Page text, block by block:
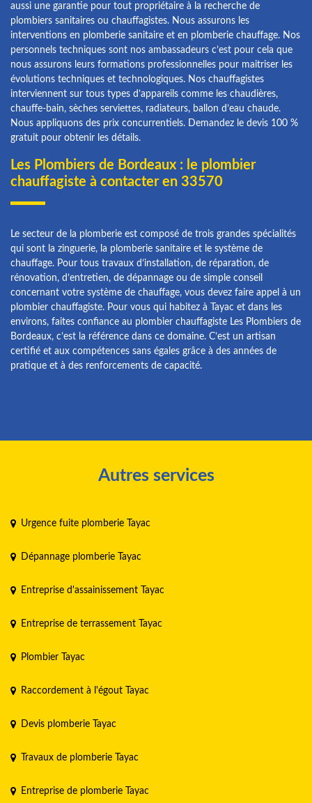
aussi une garantie pour tout propriétaire à la recherche de
plombiers sanitaires ou chauffagistes. Nous assurons les
interventions en plomberie sanitaire et en plomberie chauffage. Nos
personnels techniques sont nos ambassadeurs c’est pour cela que
nous assurons leurs formations professionnelles pour maitriser les
évolutions techniques et technologiques. Nos chauffagistes
interviennent sur tous types d’appareils comme les chaudières,
chauffe-bain, sèches serviettes, radiateurs, ballon d’eau chaude.
Nous appliquons des prix concurrentiels. Demandez le devis 100 %
gratuit pour obtenir les détails.
Les Plombiers de Bordeaux : le plombier
chauffagiste à contacter en 33570
Le secteur de la plomberie est composé de trois grandes spécialités
qui sont la zinguerie, la plomberie sanitaire et le système de
chauffage. Pour tous travaux d’installation, de réparation, de
rénovation, d’entretien, de dépannage ou de simple conseil
concernant votre système de chauffage, vous devez faire appel à un
plombier chauffagiste. Pour vous qui habitez à Tayac et dans les
environs, faites confiance au plombier chauffagiste Les Plombiers de
Bordeaux, c’est la référence dans ce domaine. C’est un artisan
certifié et aux compétences sans égales grâce à des années de
pratique et à des renforcements de capacité.
Autres services
Urgence fuite plomberie Tayac
Dépannage plomberie Tayac
Entreprise d'assainissement Tayac
Entreprise de terrassement Tayac
Plombier Tayac
Raccordement à l'égout Tayac
Devis plomberie Tayac
Travaux de plomberie Tayac
Entreprise de plomberie Tayac